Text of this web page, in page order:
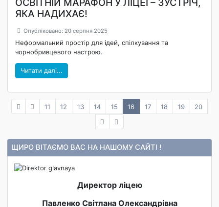
ЩИРО ВІТАЄМО ВАС НА НАШОМУ САЙТІ !
Директор ліцею
Павленко Світлана Олександрівна
ЯКА НАДИХАЄ!
Опубліковано: 20 серпня 2025
Неформальний простір для ідей, спілкування та
чорнобривцевого настрою.
Читати далі...
11 12 13 14 15 16 17 18 19 20